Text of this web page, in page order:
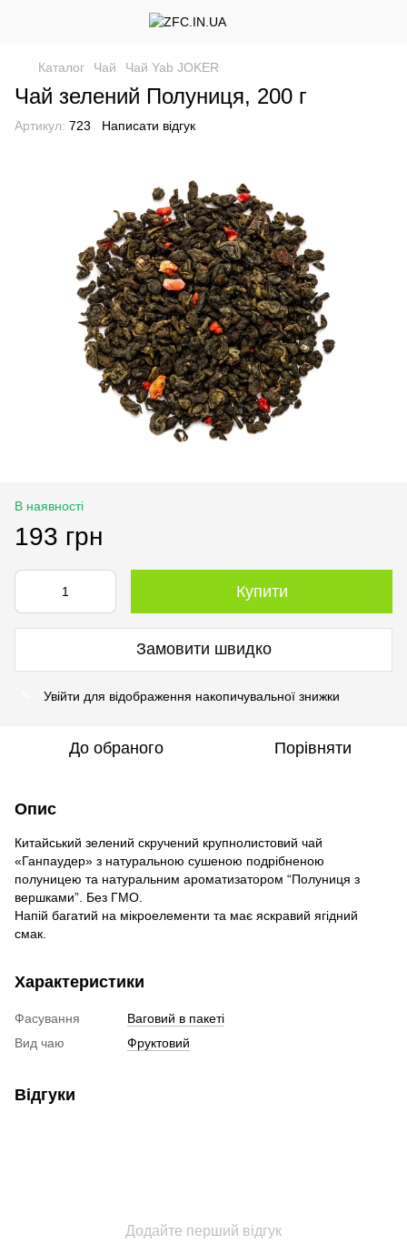
Каталог Чай Чай Yab JOKER
Чай зелений Полуниця, 200 г
Артикул: 723 Написати відгук
В наявності
193 грн
Купити
Замовити швидко
Увійти для відображення накопичувальної знижки
До обраного Порівняти
Опис
Китайський зелений скручений крупнолистовий чай
«Ганпаудер» з натуральною сушеною подрібненою
полуницею та натуральним ароматизатором “Полуниця з
вершками”. Без ГМО.
Напій багатий на мікроелементи та має яскравий ягідний
смак.
Характеристики
Фасування
Ваговий в пакеті
Вид чаю
Фруктовий
Відгуки
Додайте перший відгук